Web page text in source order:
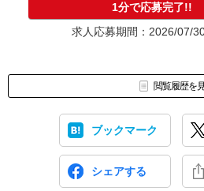
1分で応募完了!!
求人応募期間：2026/07/
閲覧履歴を
ブックマーク
シェアする